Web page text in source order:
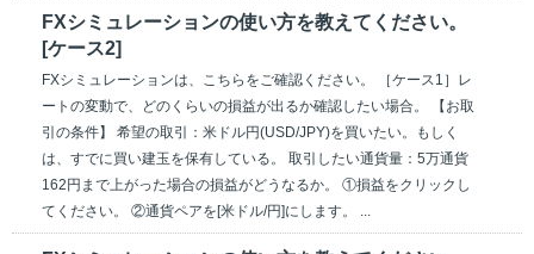
FXシミュレーションの使い方を教えてください。
[ケース2]
FXシミュレーションは、こちらをご確認ください。 ［ケース1］レ
ートの変動で、どのくらいの損益が出るか確認したい場合。 【お取
引の条件】 希望の取引：米ドル円(USD/JPY)を買いたい。もしく
は、すでに買い建玉を保有している。 取引したい通貨量：5万通貨
162円まで上がった場合の損益がどうなるか。 ①損益をクリックし
てください。 ②通貨ペアを[米ドル/円]にします。 ...